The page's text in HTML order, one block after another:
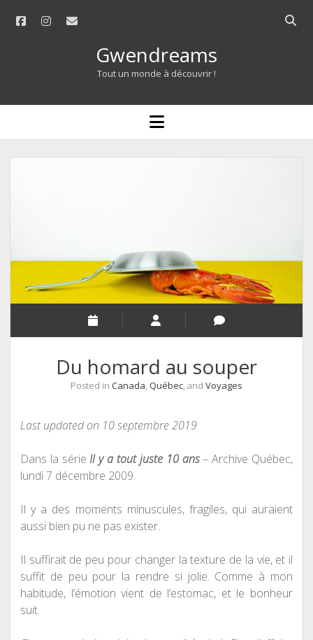
facebookinstagram
email
Open
Gwendreams
Tout un monde à découvrir !
open
menu
Du homard au souper
Posted in Canada, Québec, and Voyages
Last updated on 10 septembre 2019
Dans la sérieIl y a tout juste 10 ans– Archive Québec,
lundi 7 décembre 2009.
Il y a des moments minuscules, fragiles, qui auraient
aussi bien pu ne pas exister.
Il suffirait de peu pour changer la texture de la vie, et il
suffit de peu pour la rendre si jolie. Comme à mon
habitude, l’émotion vient de l’estomac, et le bonheur
suit.